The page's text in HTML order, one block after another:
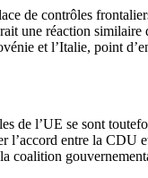
de contrôles
une réaction similaire
et l’Italie, point
de l’UE se sont
l’accord entre la CDU
coalition